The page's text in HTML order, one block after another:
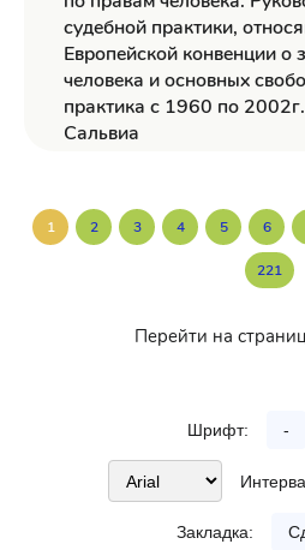
судебной практики,
Европейской конвенции о
человека и основных
практика с 1960 по
Сальвиа
1 2 3 4 5 6
221
Перейти на
Шрифт: -
Закладка: